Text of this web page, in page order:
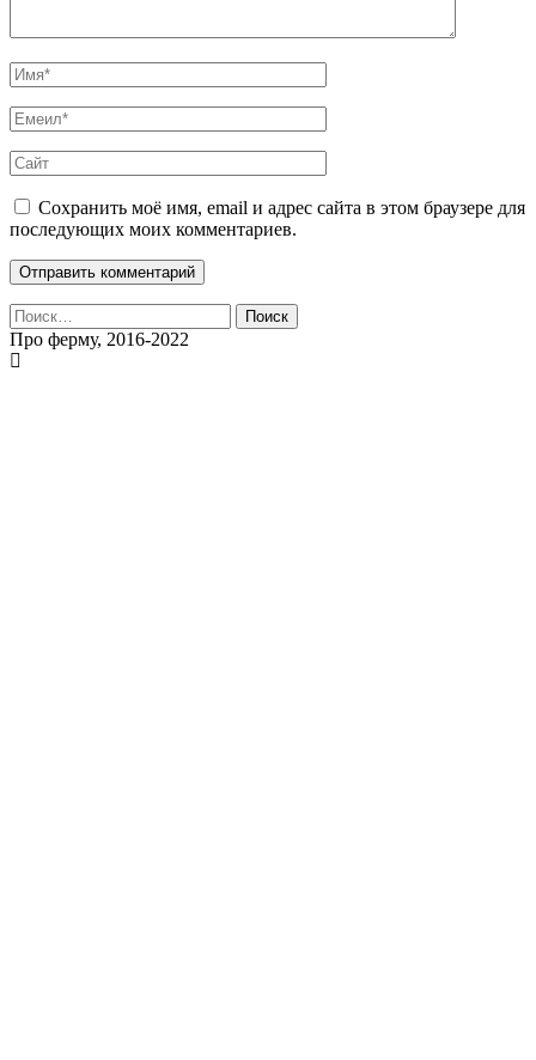
Сохранить моё имя, email и адрес сайта в этом браузере для
последующих моих комментариев.
Найти:
Про ферму, 2016-2022